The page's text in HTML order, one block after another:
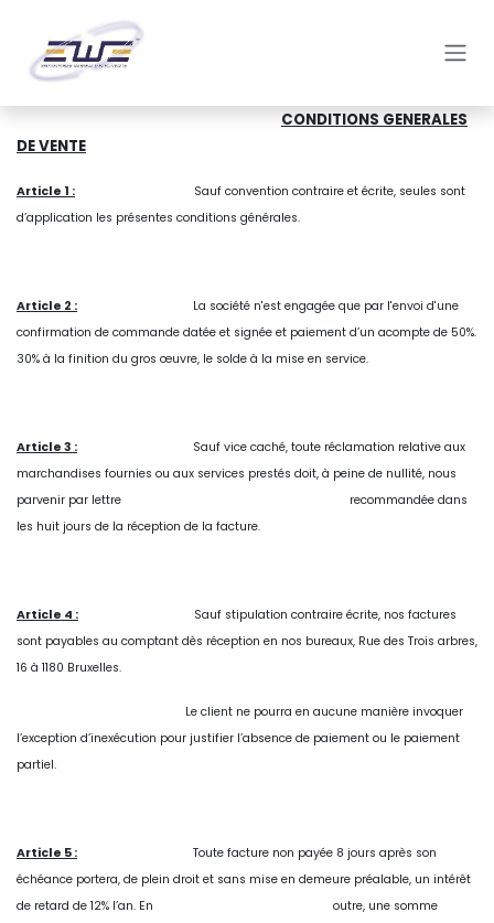
​CONDITIONS GENERALES
DE VENTE
Article 1 : Sauf convention contraire et écrite, seules sont
d’application les présentes conditions générales.
Article 2 : La société n'est engagée que par l'envoi d'une
confirmation de commande datée et signée et paiement d’un acompte de 50%.
30% à la finition du gros œuvre, le solde à la mise en service.
Article 3 : Sauf vice caché, toute réclamation relative aux
marchandises fournies ou aux services prestés doit, à peine de nullité, nous
parvenir par lettre
​recommandée dans
les huit jours de la réception de la facture.
Article 4 : Sauf stipulation contraire écrite, nos factures
sont payables au comptant dès réception en nos bureaux, Rue des Trois arbres,
16 à 1180 Bruxelles.
Le client ne pourra en aucune manière invoquer
l’exception d’inexécution pour justifier l’absence de paiement ou le paiement
partiel.
Article 5 : Toute facture non payée 8 jours après son
échéance portera, de plein droit et sans mise en demeure préalable, un intérêt
de retard de 12% l’an. En
​outre, une somme